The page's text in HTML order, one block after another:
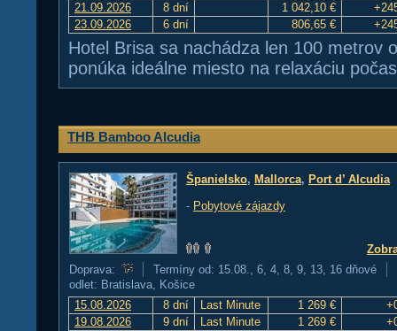
21.09.2026
8 dní 1 042,10 €
23.09.2026
6 dní 806,65 €
Hotel Brisa sa nachádza len 100 metrov
ponúka ideálne miesto na relaxáciu
THB Bamboo Alcudia
Španielsko, Mallorca, Port d’ Alcudia
- Pobytové zájazdy
Doprava:
Termíny od: 15.08., 6, 4, 8, 9, 13, 16 dňové
odlet: Bratislava, Košice
15.08.2026
8 dní Last Minute 1 269 €
19.08.2026
9 dní Last Minute 1 269 €